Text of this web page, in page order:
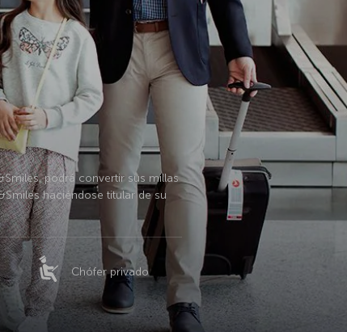
podrá convertir sus millas
haciéndose titular de su
Chófer privado